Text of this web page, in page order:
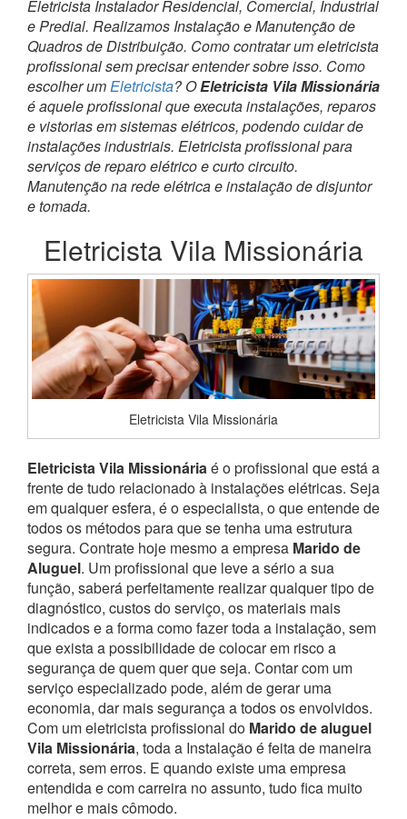
Eletricista Instalador Residencial, Comercial, Industrial
e Predial. Realizamos Instalação e Manutenção de
Quadros de Distribuição. Como contratar um eletricista
profissional sem precisar entender sobre isso. Como
escolher umEletricista? OEletricista Vila Missionária
é aquele profissional que executa instalações, reparos
e vistorias em sistemas elétricos, podendo cuidar de
instalações industriais. Eletricista profissional para
serviços de reparo elétrico e curto circuito.
Manutenção na rede elétrica e instalação de disjuntor
e tomada.
Eletricista Vila Missionária
Eletricista Vila Missionária
Eletricista Vila Missionáriaé o profissional que está a
frente de tudo relacionado à instalações elétricas. Seja
em qualquer esfera, é o especialista, o que entende de
todos os métodos para que se tenha uma estrutura
segura. Contrate hoje mesmo a empresa Marido de
Aluguel. Um profissional que leve a sério a sua
função, saberá perfeitamente realizar qualquer tipo de
diagnóstico, custos do serviço, os materiais mais
indicados e a forma como fazer toda a instalação, sem
que exista a possibilidade de colocar em risco a
segurança de quem quer que seja. Contar com um
serviço especializado pode, além de gerar uma
economia, dar mais segurança a todos os envolvidos.
Com um eletricista profissional do Marido de aluguel
Vila Missionária, toda a Instalação é feita de maneira
correta, sem erros. E quando existe uma empresa
entendida e com carreira no assunto, tudo fica muito
melhor e mais cômodo.